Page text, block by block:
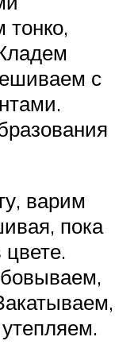
тонко,
с
варим
пока